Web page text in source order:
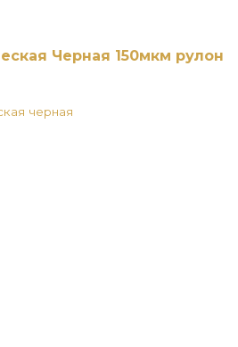
Черная 150мкм рулон
черная